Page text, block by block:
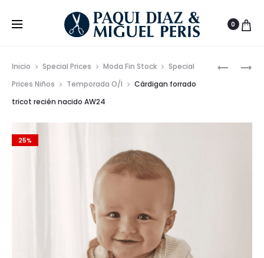
0
VESTIDO
ESTILO
Inicio Special Prices Moda Fin Stock
Special
Prices Niños
Temporada O/I
Cárdigan forrado
tricot recién nacido AW24
25%